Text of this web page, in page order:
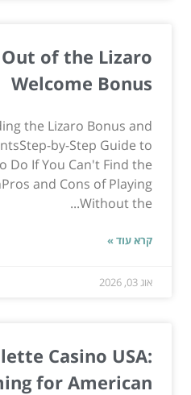
of the Lizaro
Welcome Bonus
the Lizaro Bonus and
by-Step Guide to
Do If You Can't Find the
and Cons of Playing
Without the...
קרא עוד »
אוג 03, 2026
Casino USA:
for American